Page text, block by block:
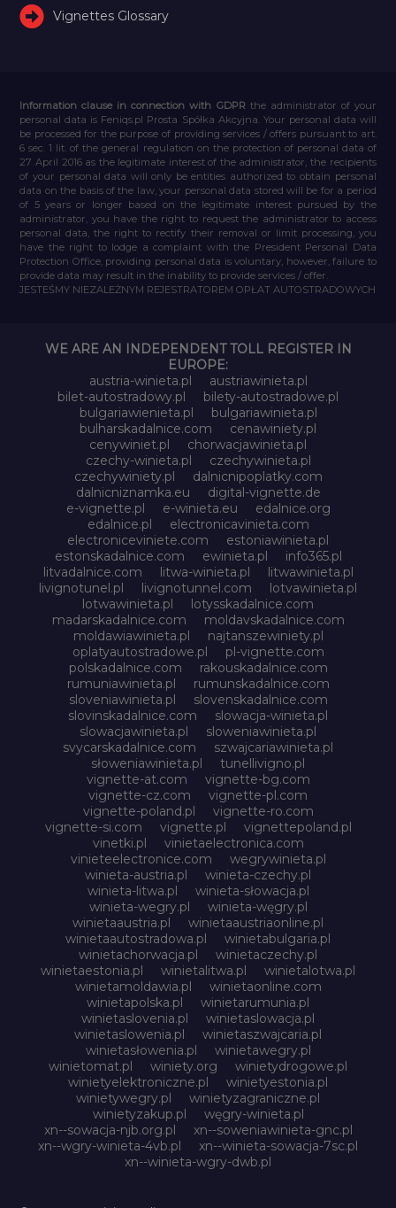
Vignettes Glossary
Information clause in connection with GDPR the administrator of your
personal data is Feniqs.pl Prosta Spółka Akcyjna. Your personal data will
be processed for the purpose of providing services / offers pursuant to art.
6 sec. 1 lit. of the general regulation on the protection of personal data of
27 April 2016 as the legitimate interest of the administrator, the recipients
of your personal data will only be entities authorized to obtain personal
data on the basis of the law, your personal data stored will be for a period
of 5 years or longer based on the legitimate interest pursued by the
administrator, you have the right to request the administrator to access
personal data, the right to rectify their removal or limit processing, you
have the right to lodge a complaint with the President Personal Data
Protection Office, providing personal data is voluntary, however, failure to
provide data may result in the inability to provide services / offer.
JESTEŚMY NIEZALEŻNYM REJESTRATOREM OPŁAT AUTOSTRADOWYCH
WE ARE AN INDEPENDENT TOLL REGISTER IN
EUROPE:
austria-winieta.pl
austriawinieta.pl
bilet-autostradowy.pl
bilety-autostradowe.pl
bulgariawienieta.pl
bulgariawinieta.pl
bulharskadalnice.com
cenawiniety.pl
cenywiniet.pl
chorwacjawinieta.pl
czechy-winieta.pl
czechywinieta.pl
czechywiniety.pl
dalnicnipoplatky.com
dalnicniznamka.eu
digital-vignette.de
e-vignette.pl
e-winieta.eu
edalnice.org
edalnice.pl
electronicavinieta.com
electroniceviniete.com
estoniawinieta.pl
estonskadalnice.com
ewinieta.pl
info365.pl
litvadalnice.com
litwa-winieta.pl
litwawinieta.pl
livignotunel.pl
livignotunnel.com
lotvawinieta.pl
lotwawinieta.pl
lotysskadalnice.com
madarskadalnice.com
moldavskadalnice.com
moldawiawinieta.pl
najtanszewiniety.pl
oplatyautostradowe.pl
pl-vignette.com
polskadalnice.com
rakouskadalnice.com
rumuniawinieta.pl
rumunskadalnice.com
sloveniawinieta.pl
slovenskadalnice.com
slovinskadalnice.com
slowacja-winieta.pl
slowacjawinieta.pl
sloweniawinieta.pl
svycarskadalnice.com
szwajcariawinieta.pl
słoweniawinieta.pl
tunellivigno.pl
vignette-at.com
vignette-bg.com
vignette-cz.com
vignette-pl.com
vignette-poland.pl
vignette-ro.com
vignette-si.com
vignette.pl
vignettepoland.pl
vinetki.pl
vinietaelectronica.com
vinieteelectronice.com
wegrywinieta.pl
winieta-austria.pl
winieta-czechy.pl
winieta-litwa.pl
winieta-słowacja.pl
winieta-wegry.pl
winieta-węgry.pl
winietaaustria.pl
winietaaustriaonline.pl
winietaautostradowa.pl
winietabulgaria.pl
winietachorwacja.pl
winietaczechy.pl
winietaestonia.pl
winietalitwa.pl
winietalotwa.pl
winietamoldawia.pl
winietaonline.com
winietapolska.pl
winietarumunia.pl
winietaslovenia.pl
winietaslowacja.pl
winietaslowenia.pl
winietaszwajcaria.pl
winietasłowenia.pl
winietawegry.pl
winietomat.pl
winiety.org
winietydrogowe.pl
winietyelektroniczne.pl
winietyestonia.pl
winietywegry.pl
winietyzagraniczne.pl
winietyzakup.pl
węgry-winieta.pl
xn--sowacja-njb.org.pl
xn--soweniawinieta-gnc.pl
xn--wgry-winieta-4vb.pl
xn--winieta-sowacja-7sc.pl
xn--winieta-wgry-dwb.pl